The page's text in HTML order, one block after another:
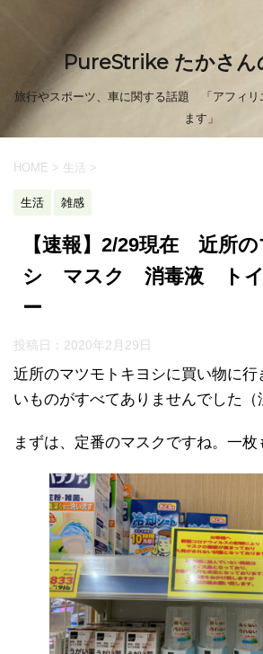
PureStrike たかさん
旅行やスポーツ、車に関する話題 「アフィリ
ます」
HOME > 生活 >
生活 雑感
【速報】2/29現在 近所
シ マスク 消毒液 トイ
ー
投稿日： 2020年2月29日
近所のマツモトキヨシに買い物に行
いものがすべてありませんでした（
まずは、定番のマスクですね。一枚